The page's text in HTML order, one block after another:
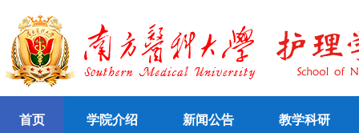
首页 学院介绍 新闻公告 教学科研
学院简介 学院机构 全日制教学
本科生招生 研究生招生 自考、成人招生
认证知识 认证文件 认证动态 他山之石
专题学习网站 精品课程 资源库 网络课程 双语教学网站